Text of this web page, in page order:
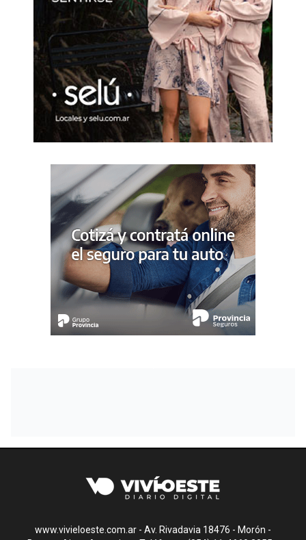
www.vivieloeste.com.ar - Av. Rivadavia 18476 - Morón -